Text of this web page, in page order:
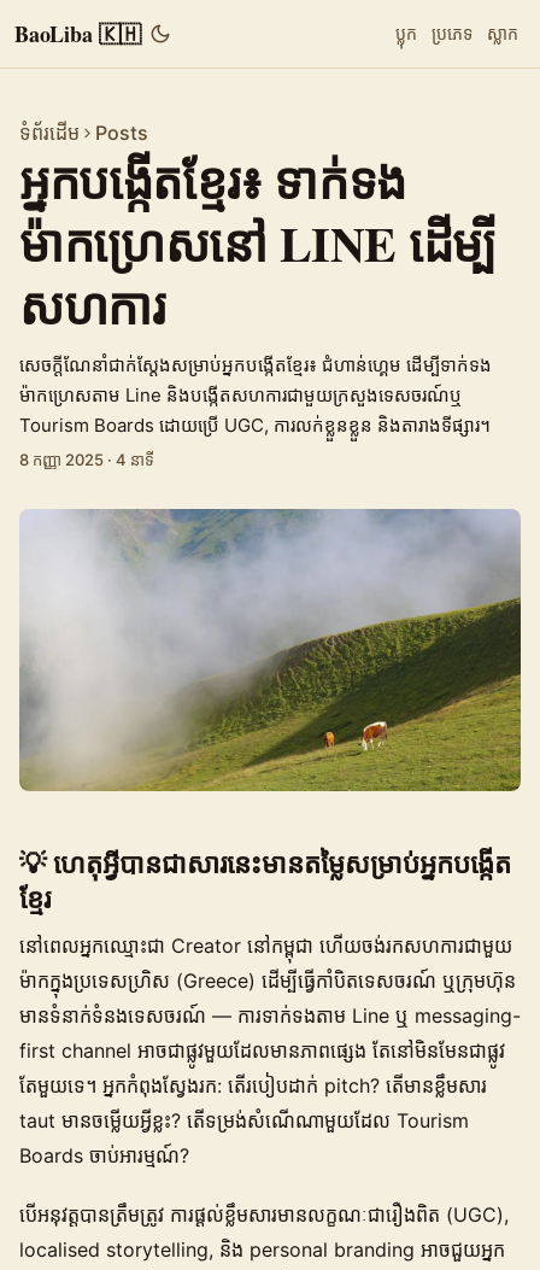
BaoLiba 🇰🇭 ប្លុក ប្រភេទ ស្លាក
ទំព័រដើម Posts
អ្នកបង្កើតខ្មែរ៖ ទាក់ទង
ម៉ាកហ្រេសនៅ LINE ដើម្បី
សហការ
សេចក្តីណែនាំជាក់ស្តែងសម្រាប់អ្នកបង្កើតខ្មែរ៖ ជំហាន់ហ្គេម ដើម្បីទាក់ទង
ម៉ាកហ្រេសតាម Line និងបង្កើតសហការជាមួយក្រសួងទេសចរណ៍ឬ
Tourism Boards ដោយប្រើ UGC, ការលក់ខ្លួនខ្លួន និងតារាងទីផ្សារ។
8 កញ្ញា 2025 · 4 នាទី
💡 ហេតុអ្វីបានជា‌សារ​នេះមានតម្លៃសម្រាប់អ្នកបង្កើត​
ខ្មែរ
នៅពេលអ្នកឈ្មោះជា Creator នៅកម្ពុជា ហើយចង់រកសហការជាមួយ
ម៉ាកក្នុងប្រទេសហ្រិស (Greece) ដើម្បីធ្វើកាំបិតទេសចរណ៍ ឬក្រុមហ៊ុន
មានទំនាក់ទំនងទេសចរណ៍ — ការទាក់ទងតាម Line ឬ messaging-
first channel អាចជាផ្លូវមួយដែលមានភាពផ្សេង តែនៅមិនមែនជាផ្លូវ
តែមួយទេ។ អ្នកកំពុងស្វែងរក: តើរបៀបដាក់ pitch? តើមានខ្លឹមសារ
taut មានចម្លើយអ្វីខ្លះ? តើទម្រង់សំណើណាមួយដែល Tourism
Boards ចាប់អារម្មណ៍?
បើអនុវត្តបានត្រឹមត្រូវ ការផ្ដល់ខ្លឹមសារមានលក្ខណៈជារឿងពិត (UGC),
localised storytelling, និង personal branding អាចជួយអ្នក